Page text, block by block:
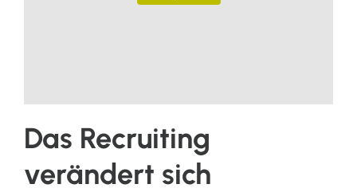
Das Recruiting
verändert sich